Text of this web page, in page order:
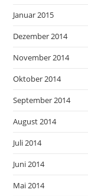
Januar 2015
Dezember 2014
November 2014
Oktober 2014
September 2014
August 2014
Juli 2014
Juni 2014
Mai 2014